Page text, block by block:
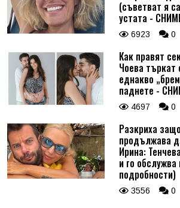
(съветват я
устата -
6923 0
Как правят
Чоева търкат
еднакво
паднете -
4697 0
Разкриха
продължава
Ирина:
и го
подробности)
3556 0